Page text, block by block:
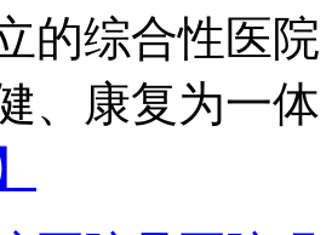
的综合性医
、康复为一